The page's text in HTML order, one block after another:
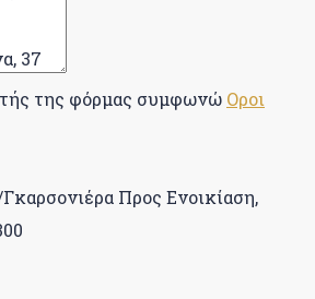
της φόρμας συμφωνώ Οροι